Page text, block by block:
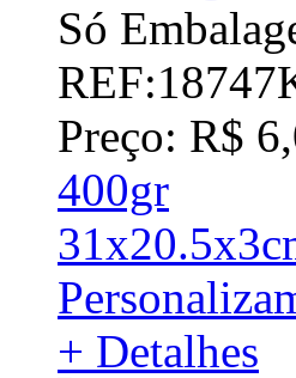
Só
Preço: R$
400gr
+ Detalhes